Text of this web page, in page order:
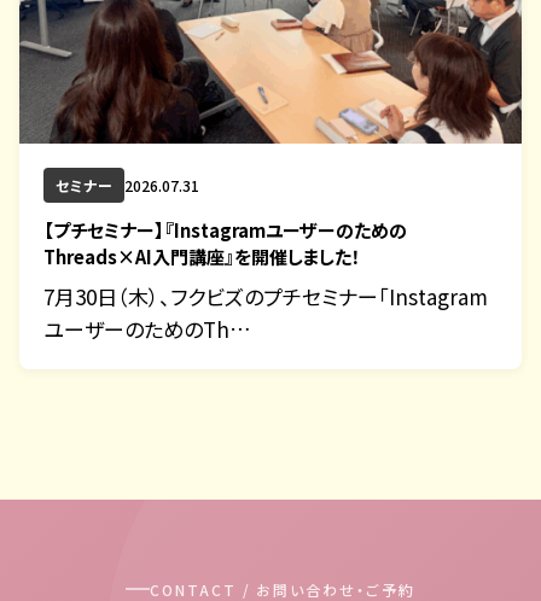
セミナー 2026.07.31
【プチセミナー】『Instagramユーザーのための
Threads×AI入門講座』を開催しました！
7月30日（木）、フクビズのプチセミナー「Instagram
ユーザーのためのTh…
CONTACT / お問い合わせ・ご予約